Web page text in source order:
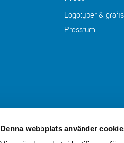
Denna webbplats använder
Logotyper &
Pressrum